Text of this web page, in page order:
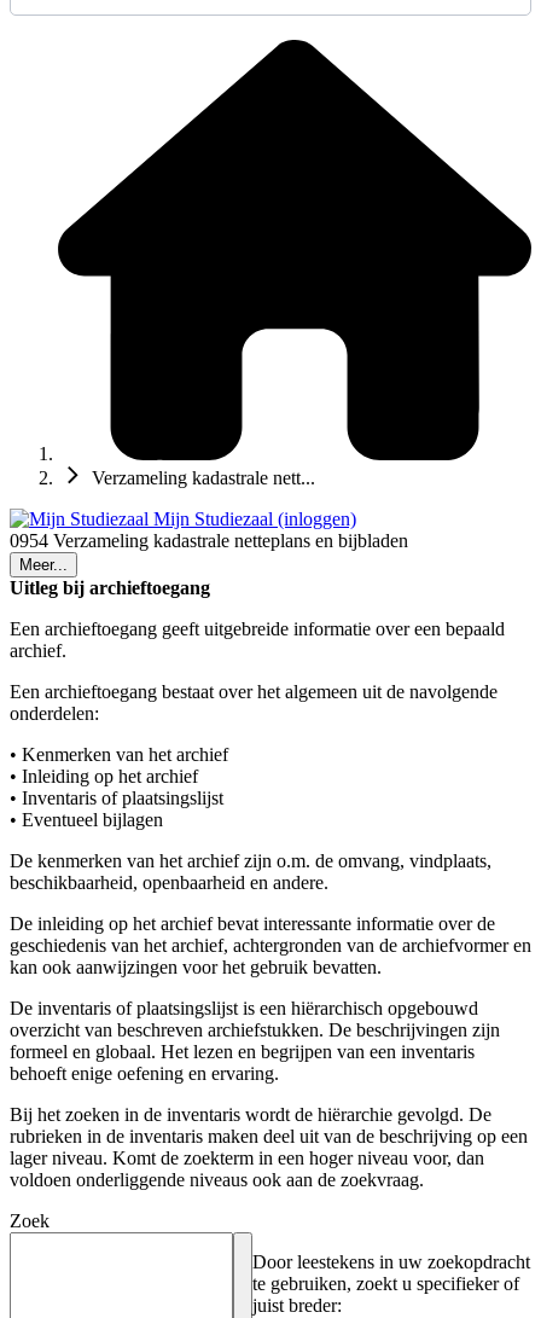
Verzameling kadastrale nett...
Mijn Studiezaal (inloggen)
0954 Verzameling kadastrale netteplans en bijbladen
Meer...
Uitleg bij archieftoegang
Een archieftoegang geeft uitgebreide informatie over een bepaald
archief.
Een archieftoegang bestaat over het algemeen uit de navolgende
onderdelen:
• Kenmerken van het archief
• Inleiding op het archief
• Inventaris of plaatsingslijst
• Eventueel bijlagen
De kenmerken van het archief zijn o.m. de omvang, vindplaats,
beschikbaarheid, openbaarheid en andere.
De inleiding op het archief bevat interessante informatie over de
geschiedenis van het archief, achtergronden van de archiefvormer en
kan ook aanwijzingen voor het gebruik bevatten.
De inventaris of plaatsingslijst is een hiërarchisch opgebouwd
overzicht van beschreven archiefstukken. De beschrijvingen zijn
formeel en globaal. Het lezen en begrijpen van een inventaris
behoeft enige oefening en ervaring.
Bij het zoeken in de inventaris wordt de hiërarchie gevolgd. De
rubrieken in de inventaris maken deel uit van de beschrijving op een
lager niveau. Komt de zoekterm in een hoger niveau voor, dan
voldoen onderliggende niveaus ook aan de zoekvraag.
Zoek
Door leestekens in uw zoekopdracht
te gebruiken, zoekt u specifieker of
juist breder: